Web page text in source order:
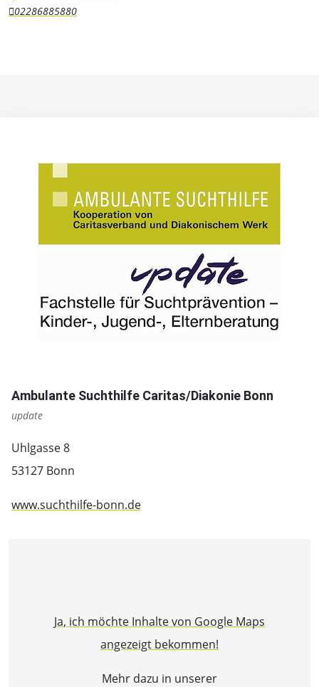
02286885880
Ambulante Suchthilfe Caritas/Diakonie Bonn
update
Uhlgasse 8
53127 Bonn
www.suchthilfe-bonn.de
Ja, ich möchte Inhalte von Google Maps
angezeigt bekommen!
Mehr dazu in unserer